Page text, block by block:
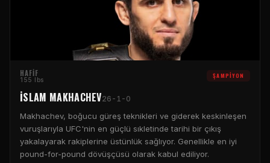
HAFIF
155 lbs ŞAMPIYON
İSLAM MAKHACHEV26-1-0
Makhachev, boğucu güreş teknikleri ve giderek keskinleşen
vuruşlarıyla UFC'nin en güçlü sıkletinde tarihi bir çıkış
yakalayarak rakiplerine üstünlük sağlıyor. Genellikle en iyi
pound-for-pound dövüşçüsü olarak kabul ediliyor.